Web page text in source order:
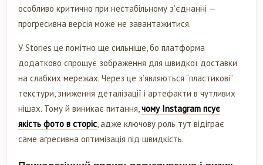
особливо критично при нестабільному з’єднанні —
прогресивна версія може не завантажитися.
У Stories це помітно ще сильніше, бо платформа
додатково спрощує зображення для швидкої доставки
на слабких мережах. Через це з’являються “пластикові”
текстури, зниження деталізації і артефакти в чутливих
нішах. Тому й виникає питання,чому Instagram псує
якість фото в сторіс, адже ключову роль тут відіграє
саме агресивна оптимізація під швидкість.